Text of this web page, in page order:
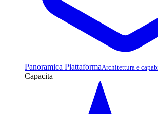
Panoramica PiattaformaArchitettura e
Capacita